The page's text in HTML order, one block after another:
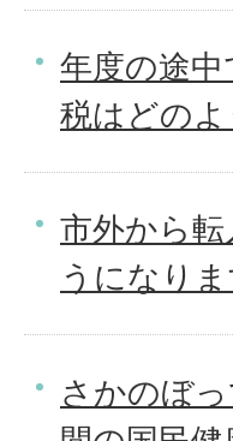
年度の途
税はどのよ
市外から
うになりま
さかのぼ